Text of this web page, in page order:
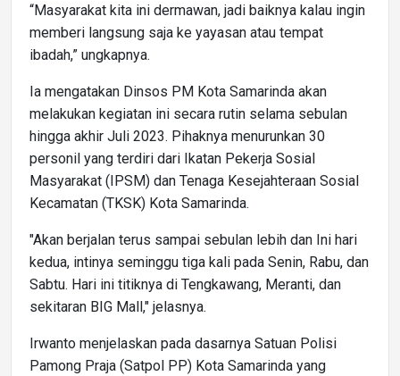
“Masyarakat kita ini dermawan, jadi baiknya kalau ingin
memberi langsung saja ke yayasan atau tempat
ibadah,” ungkapnya.
Ia mengatakan Dinsos PM Kota Samarinda akan
melakukan kegiatan ini secara rutin selama sebulan
hingga akhir Juli 2023. Pihaknya menurunkan 30
personil yang terdiri dari Ikatan Pekerja Sosial
Masyarakat (IPSM) dan Tenaga Kesejahteraan Sosial
Kecamatan (TKSK) Kota Samarinda.
"Akan berjalan terus sampai sebulan lebih dan Ini hari
kedua, intinya seminggu tiga kali pada Senin, Rabu, dan
Sabtu. Hari ini titiknya di Tengkawang, Meranti, dan
sekitaran BIG Mall," jelasnya.
Irwanto menjelaskan pada dasarnya Satuan Polisi
Pamong Praja (Satpol PP) Kota Samarinda yang